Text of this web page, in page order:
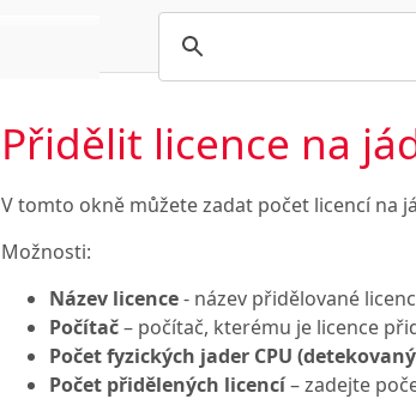
Přidělit licence na
V tomto okně můžete zadat počet licencí na
Možnosti:
Název licence- název přidělované
Počítač– počítač, kterému je licence
Počet fyzických jader CPU
Počet přidělených licencí– zadejte